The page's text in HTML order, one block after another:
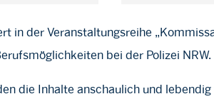
in der Veranstaltungsreihe
bei der Polizei NRW.
die Inhalte anschaulich und